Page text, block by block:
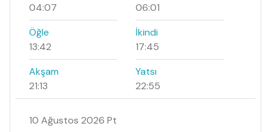
04:07
06:01
Öğle
13:42
İkindi
17:45
Akşam
21:13
Yatsı
22:55
10 Ağustos 2026 Pt